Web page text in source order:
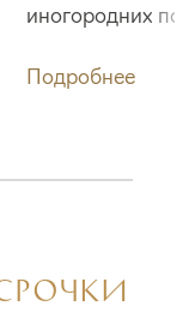
иногородних
Подробнее